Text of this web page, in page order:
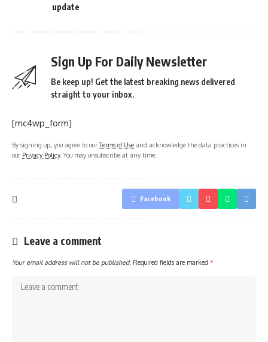
update
Sign Up For Daily Newsletter
Be keep up! Get the latest breaking news delivered
straight to your inbox.
[mc4wp_form]
By signing up, you agree to ourTerms of Use and acknowledge the data practices in
our Privacy Policy. You may unsubscribe at any time.
Facebook
Leave a comment
Your email address will not be published. Required fields are marked *